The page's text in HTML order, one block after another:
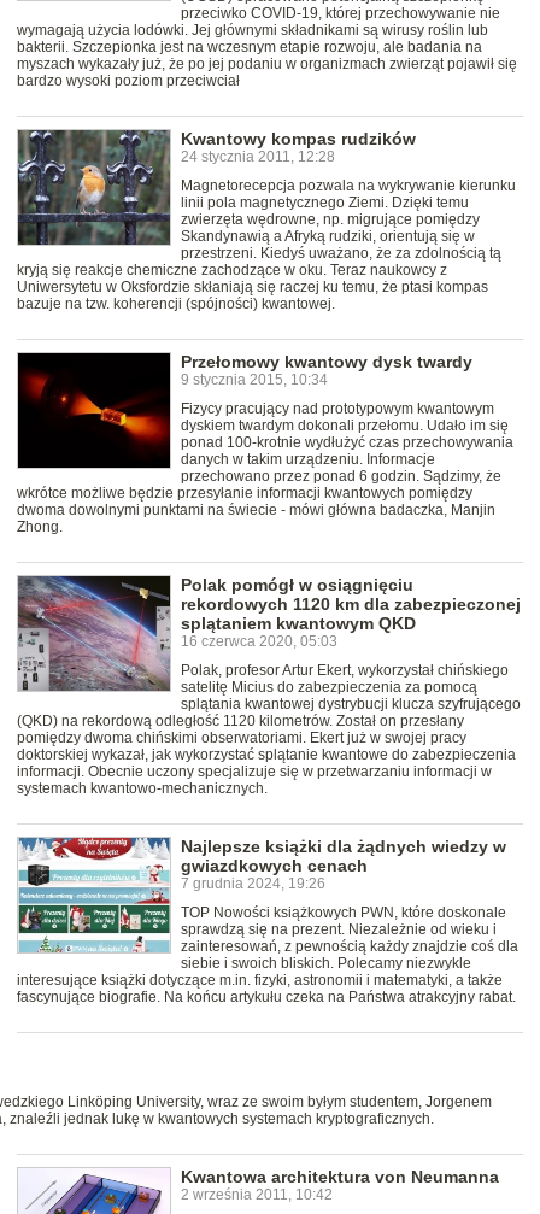
przeciwko COVID-19, której przechowywanie nie
wymagają użycia lodówki. Jej głównymi składnikami są wirusy roślin lub
bakterii. Szczepionka jest na wczesnym etapie rozwoju, ale badania na
myszach wykazały już, że po jej podaniu w organizmach zwierząt pojawił się
bardzo wysoki poziom przeciwciał
Kwantowy kompas rudzików
24 stycznia 2011, 12:28
Magnetorecepcja pozwala na wykrywanie kierunku
linii pola magnetycznego Ziemi. Dzięki temu
zwierzęta wędrowne, np. migrujące pomiędzy
Skandynawią a Afryką rudziki, orientują się w
przestrzeni. Kiedyś uważano, że za zdolnością tą
kryją się reakcje chemiczne zachodzące w oku. Teraz naukowcy z
Uniwersytetu w Oksfordzie skłaniają się raczej ku temu, że ptasi kompas
bazuje na tzw. koherencji (spójności) kwantowej.
Przełomowy kwantowy dysk twardy
9 stycznia 2015, 10:34
Fizycy pracujący nad prototypowym kwantowym
dyskiem twardym dokonali przełomu. Udało im się
ponad 100-krotnie wydłużyć czas przechowywania
danych w takim urządzeniu. Informacje
przechowano przez ponad 6 godzin. Sądzimy, że
wkrótce możliwe będzie przesyłanie informacji kwantowych pomiędzy
dwoma dowolnymi punktami na świecie - mówi główna badaczka, Manjin
Zhong.
Polak pomógł w osiągnięciu
rekordowych 1120 km dla zabezpieczonej
splątaniem kwantowym QKD
16 czerwca 2020, 05:03
Polak, profesor Artur Ekert, wykorzystał chińskiego
satelitę Micius do zabezpieczenia za pomocą
splątania kwantowej dystrybucji klucza szyfrującego
(QKD) na rekordową odległość 1120 kilometrów. Został on przesłany
pomiędzy dwoma chińskimi obserwatoriami. Ekert już w swojej pracy
doktorskiej wykazał, jak wykorzystać splątanie kwantowe do zabezpieczenia
informacji. Obecnie uczony specjalizuje się w przetwarzaniu informacji w
systemach kwantowo-mechanicznych.
Najlepsze książki dla żądnych wiedzy w
gwiazdkowych cenach
7 grudnia 2024, 19:26
TOP Nowości książkowych PWN, które doskonale
sprawdzą się na prezent. Niezależnie od wieku i
zainteresowań, z pewnością każdy znajdzie coś dla
siebie i swoich bliskich. Polecamy niezwykle
interesujące książki dotyczące m.in. fizyki, astronomii i matematyki, a także
fascynujące biografie. Na końcu artykułu czeka na Państwa atrakcyjny rabat.
Linköping University, wraz ze swoim byłym studentem, Jorgenem
jednak lukę w kwantowych systemach kryptograficznych.
Kwantowa architektura von Neumanna
2 września 2011, 10:42